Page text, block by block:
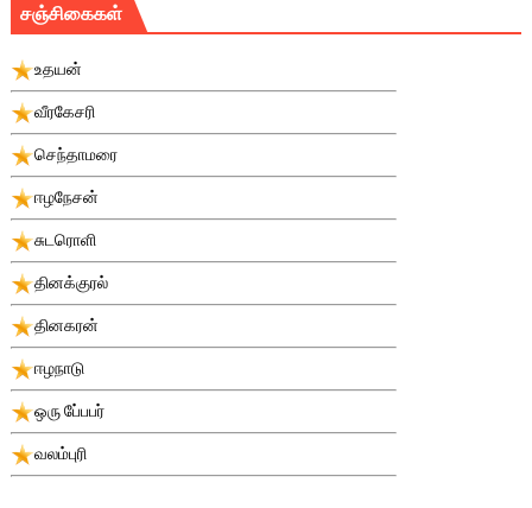
சஞ்சிகைகள்
உதயன்
வீரகேசரி
செந்தாமரை
ஈழநேசன்
சுடரொளி
தினக்குரல்
தினகரன்
ஈழநாடு
ஒரு பே்பபர்
வலம்புரி